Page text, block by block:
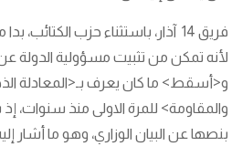
فريق 14 آذار، باستثناء حزب
لأنه تمكن من تثبيت مسؤولية الدولة عن
و<أسقط> ما كان يعرف بـ<المعادلة
والمقاومة> للمرة الاولى منذ سنوات،
بنصها عن البيان الوزاري، وهو ما أشار